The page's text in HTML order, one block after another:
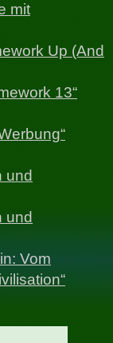
mit
Up (And
13“
und
und
Vom